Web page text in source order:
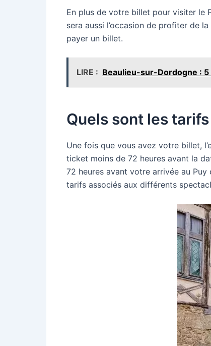
En plus de votre billet pour visiter le
sera aussi l’occasion de profiter de la
payer un billet.
LIRE : Beaulieu-sur-Dordogne : 5
Quels sont les
Une fois que vous avez votre billet,
ticket moins de 72 heures avant la
72 heures avant votre arrivée au
tarifs associés aux différents